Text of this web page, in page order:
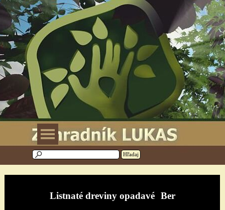
Prejsť na obsah
Hľadaj
Preskočiť menu
Listnaté dreviny opadavé Ber